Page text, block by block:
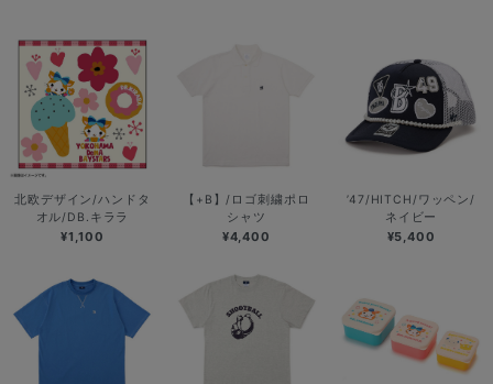
北欧デザイン/ハンドタ
オル/DB.キララ
¥1,100
【+B】/ロゴ刺繍ポロ
シャツ
¥4,400
’47/HITCH/ワッペン/
ネイビー
¥5,400